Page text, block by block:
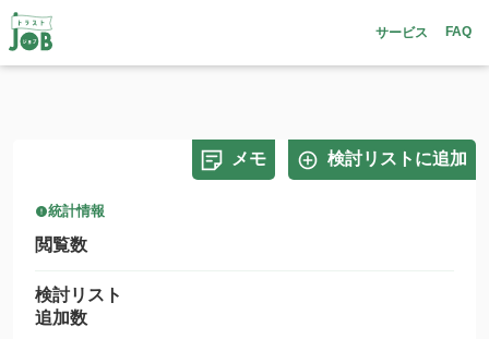
サービス FAQ
メモ 検討リストに追加
統計情報
閲覧数
検討リスト
追加数